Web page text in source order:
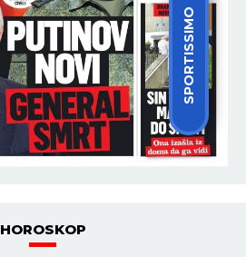
SPORTISSIMO
HOROSKOP